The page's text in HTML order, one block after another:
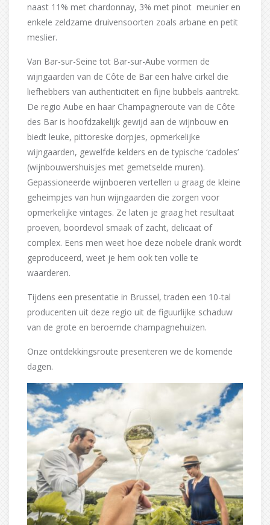
naast 11% met chardonnay, 3% met pinot meunier en
enkele zeldzame druivensoorten zoals arbane en petit
meslier.
Van Bar-sur-Seine tot Bar-sur-Aube vormen de
wijngaarden van de Côte de Bar een halve cirkel die
liefhebbers van authenticiteit en fijne bubbels aantrekt.
De regio Aube en haar Champagneroute van de Côte
des Bar is hoofdzakelijk gewijd aan de wijnbouw en
biedt leuke, pittoreske dorpjes, opmerkelijke
wijngaarden, gewelfde kelders en de typische ‘cadoles’
(wijnbouwershuisjes met gemetselde muren).
Gepassioneerde wijnboeren vertellen u graag de kleine
geheimpjes van hun wijngaarden die zorgen voor
opmerkelijke vintages. Ze laten je graag het resultaat
proeven, boordevol smaak of zacht, delicaat of
complex. Eens men weet hoe deze nobele drank wordt
geproduceerd, weet je hem ook ten volle te
waarderen.
Tijdens een presentatie in Brussel, traden een 10-tal
producenten uit deze regio uit de figuurlijke schaduw
van de grote en beroemde champagnehuizen.
Onze ontdekkingsroute presenteren we de komende
dagen.